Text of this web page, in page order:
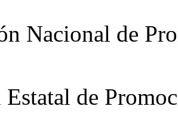
Nacional de
Estatal de